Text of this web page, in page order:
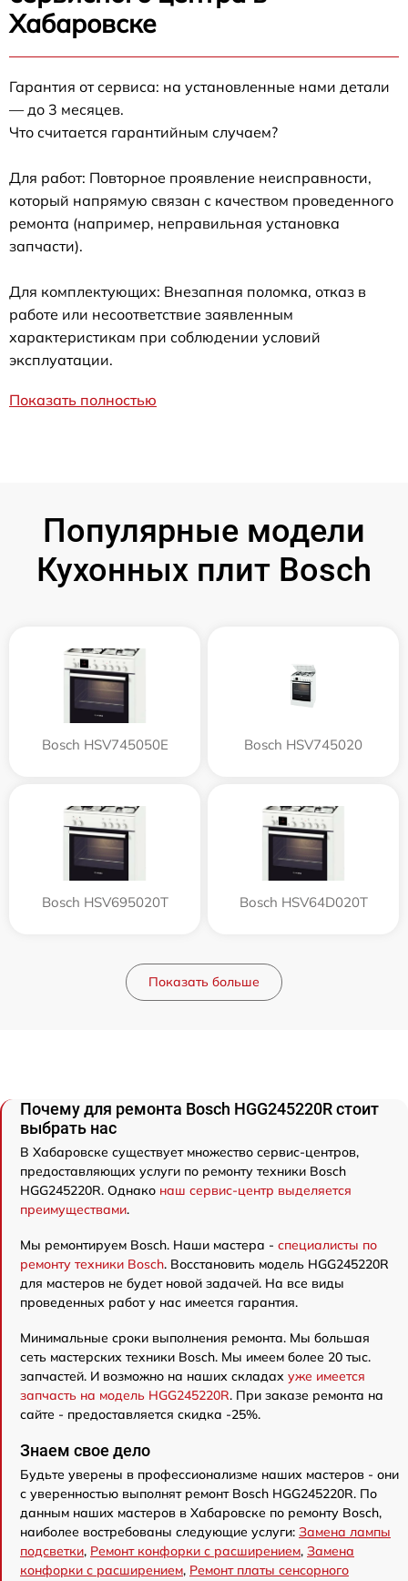
Хабаровске
Гарантия от сервиса: на установленные нами детали
— до 3 месяцев.
Что считается гарантийным случаем?
Для работ: Повторное проявление неисправности,
который напрямую связан с качеством проведенного
ремонта (например, неправильная установка
запчасти).
Для комплектующих: Внезапная поломка, отказ в
работе или несоответствие заявленным
характеристикам при соблюдении условий
эксплуатации.
Показать полностью
Популярные модели
Кухонных плит Bosch
Bosch HSV745050E Bosch HSV745020
Bosch HSV695020T Bosch HSV64D020T
Показать больше
Почему для ремонта Bosch HGG245220R стоит
выбрать нас
В Хабаровске существует множество сервис-центров,
предоставляющих услуги по ремонту техники Bosch
HGG245220R. Однако наш сервис-центр выделяется
преимуществами.
Мы ремонтируем Bosch. Наши мастера - специалисты по
ремонту техники Bosch. Восстановить модель HGG245220R
для мастеров не будет новой задачей. На все виды
проведенных работ у нас имеется гарантия.
Минимальные сроки выполнения ремонта. Мы большая
сеть мастерских техники Bosch. Мы имеем более 20 тыс.
запчастей. И возможно на наших складах уже имеется
запчасть на модель HGG245220R. При заказе ремонта на
сайте - предоставляется скидка -25%.
Знаем свое дело
Будьте уверены в профессионализме наших мастеров - они
с уверенностью выполнят ремонт Bosch HGG245220R. По
данным наших мастеров в Хабаровске по ремонту Bosch,
наиболее востребованы следующие услуги: Замена лампы
подсветки, Ремонт конфорки с расширением, Замена
конфорки с расширением, Ремонт платы сенсорного